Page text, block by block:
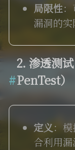
局限性
漏洞的实
2. 渗透测
PenTest）
定义：
合利用漏